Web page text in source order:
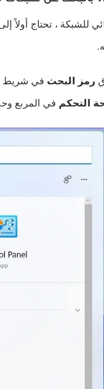
رمز البحث في شريط
التحكم في المربع